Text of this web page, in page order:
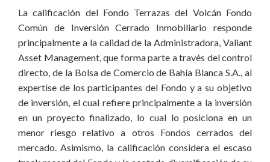
La calificación del Fondo Terrazas del Volcán Fondo
Común de Inversión Cerrado Inmobiliario responde
principalmente a la calidad de la Administradora, Valiant
Asset Management, que forma parte a través del control
directo, de la Bolsa de Comercio de Bahía Blanca S.A., al
expertise de los participantes del Fondo y a su objetivo
de inversión, el cual refiere principalmente a la inversión
en un proyecto finalizado, lo cual lo posiciona en un
menor riesgo relativo a otros Fondos cerrados del
mercado. Asimismo, la calificación considera el escaso